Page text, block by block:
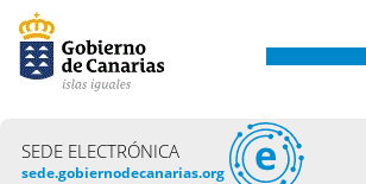
SEDE ELECTRÓNICA
sede.gobiernodecanarias.org